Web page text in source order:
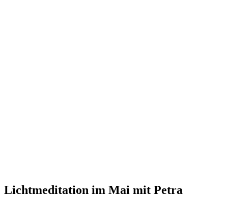
Lichtmeditation im Mai mit Petra